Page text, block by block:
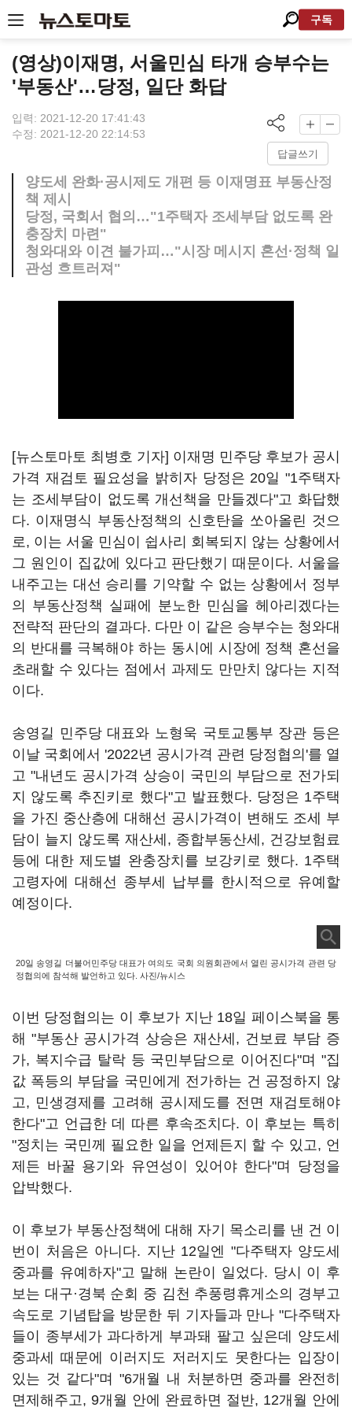
구독
(영상)이재명, 서울민심 타개 승부수는
'부동산'…당정, 일단 화답
입력: 2021-12-20 17:41:43
수정: 2021-12-20 22:14:53
답글쓰기
양도세 완화·공시제도 개편 등 이재명표 부동산정
책 제시
당정, 국회서 협의…"1주택자 조세부담 없도록 완
충장치 마련"
청와대와 이견 불가피…"시장 메시지 혼선·정책 일
관성 흐트러져"
[뉴스토마토 최병호 기자] 이재명 민주당 후보가 공시
가격 재검토 필요성을 밝히자 당정은 20일 "1주택자
는 조세부담이 없도록 개선책을 만들겠다"고 화답했
다. 이재명식 부동산정책의 신호탄을 쏘아올린 것으
로, 이는 서울 민심이 쉽사리 회복되지 않는 상황에서
그 원인이 집값에 있다고 판단했기 때문이다. 서울을
내주고는 대선 승리를 기약할 수 없는 상황에서 정부
의 부동산정책 실패에 분노한 민심을 헤아리겠다는
전략적 판단의 결과다. 다만 이 같은 승부수는 청와대
의 반대를 극복해야 하는 동시에 시장에 정책 혼선을
초래할 수 있다는 점에서 과제도 만만치 않다는 지적
이다.
송영길 민주당 대표와 노형욱 국토교통부 장관 등은
이날 국회에서 '2022년 공시가격 관련 당정협의'를 열
고 "내년도 공시가격 상승이 국민의 부담으로 전가되
지 않도록 추진키로 했다"고 발표했다. 당정은 1주택
을 가진 중산층에 대해선 공시가격이 변해도 조세 부
담이 늘지 않도록 재산세, 종합부동산세, 건강보험료
등에 대한 제도별 완충장치를 보강키로 했다. 1주택
고령자에 대해선 종부세 납부를 한시적으로 유예할
예정이다.
20일 송영길 더불어민주당 대표가 여의도 국회 의원회관에서 열린 공시가격 관련 당
정협의에 참석해 발언하고 있다. 사진/뉴시스
이번 당정협의는 이 후보가 지난 18일 페이스북을 통
해 "부동산 공시가격 상승은 재산세, 건보료 부담 증
가, 복지수급 탈락 등 국민부담으로 이어진다"며 "집
값 폭등의 부담을 국민에게 전가하는 건 공정하지 않
고, 민생경제를 고려해 공시제도를 전면 재검토해야
한다"고 언급한 데 따른 후속조치다. 이 후보는 특히
"정치는 국민께 필요한 일을 언제든지 할 수 있고, 언
제든 바꿀 용기와 유연성이 있어야 한다"며 당정을
압박했다.
이 후보가 부동산정책에 대해 자기 목소리를 낸 건 이
번이 처음은 아니다. 지난 12일엔 "다주택자 양도세
중과를 유예하자"고 말해 논란이 일었다. 당시 이 후
보는 대구·경북 순회 중 김천 추풍령휴게소의 경부고
속도로 기념탑을 방문한 뒤 기자들과 만나 "다주택자
들이 종부세가 과다하게 부과돼 팔고 싶은데 양도세
중과세 때문에 이러지도 저러지도 못한다는 입장이
있는 것 같다"며 "6개월 내 처분하면 중과를 완전히
면제해주고, 9개월 안에 완료하면 절반, 12개월 안에